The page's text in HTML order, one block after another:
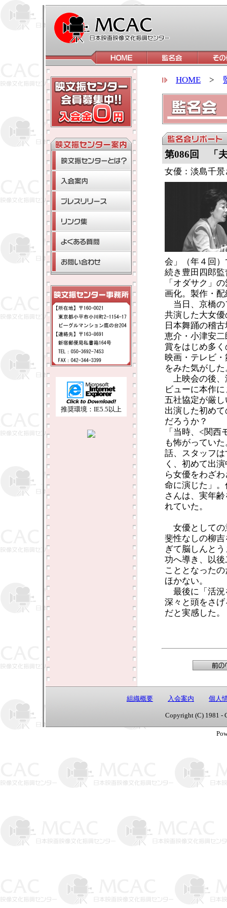
推奨環境：IE5.5以上
HOME >
第086回 「
女優：淡島千
会」（年４回
続き豊田四郎
「オダサク」
画化。製作・
当日、京橋の
共演した大女
日本舞踊の稽
恵介・小津安
賞をはじめ多
映画・テレビ
をみた気がした
上映会の後、
ビューに本作
五社協定が厳
出演した初め
だろうか？
「当時、<関
も怖がってい
話、スタッフ
く、初めて出
ら女優をわざ
命に演じた」
さんは、実年
れていた。
女優としての
斐性なしの柳
ぎて脳しんと
功へ導き、以
こととなった
ほかない。
最後に「活況
深々と頭をさ
だと実感した。
組織概要 入会案内 個人
Copyright (C) 1981 -